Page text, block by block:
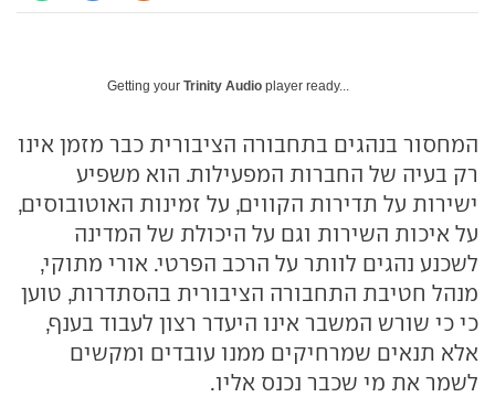
Getting your Trinity Audio player ready...
המחסור בנהגים בתחבורה הציבורית כבר מזמן אינו
רק בעיה של החברות המפעילות. הוא משפיע
ישירות על תדירות הקווים, על זמינות האוטובוסים,
על איכות השירות וגם על היכולת של המדינה
לשכנע נהגים לוותר על הרכב הפרטי. אורי מתוקי,
מנהל חטיבת התחבורה הציבורית בהסתדרות, טוען
כי כי שורש המשבר אינו היעדר רצון לעבוד בענף,
אלא תנאים שמרחיקים ממנו עובדים ומקשים
לשמר את מי שכבר נכנס אליו.